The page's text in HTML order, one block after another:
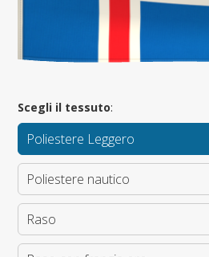
Scegli il tessuto:
Poliestere Leggero
Poliestere nautico
Raso